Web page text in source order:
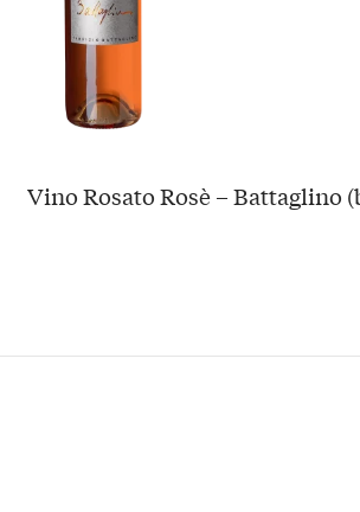
Vino Rosato Rosè – Battaglino